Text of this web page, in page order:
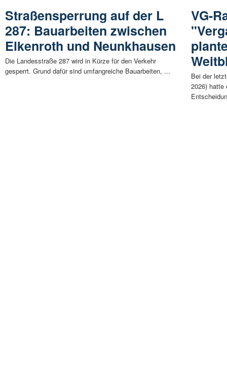
Straßensperrung auf der L
287: Bauarbeiten zwischen
Elkenroth und Neunkhausen
Die Landesstraße 287 wird in Kürze für den Verkehr
gesperrt. Grund dafür sind umfangreiche Bauarbeiten, ...
VG-
Bei der
2026) hatte